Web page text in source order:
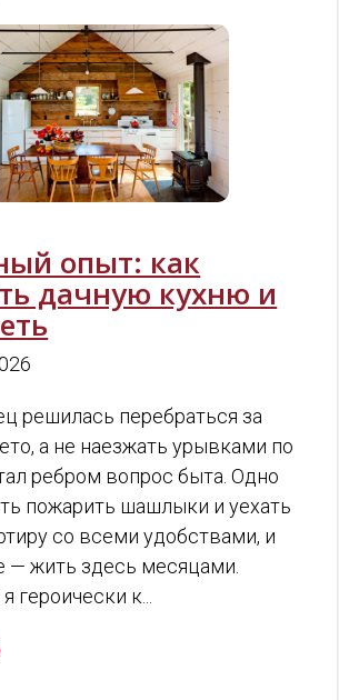
опыт: как
дачную кухню и
решилась перебраться за
а не наезжать урывками по
ребром вопрос быта. Одно
пожарить шашлыки и уехать
со всеми удобствами, и
— жить здесь месяцами.
к...